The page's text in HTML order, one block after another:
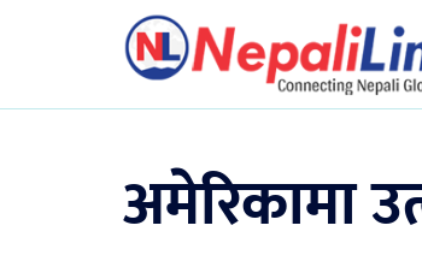
अमेरिकामा